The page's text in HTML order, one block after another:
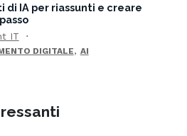
di IA per riassunti e creare
IT
DIGITALE, AI